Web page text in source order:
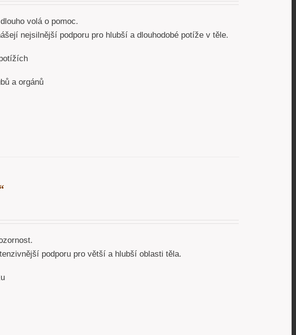
volá o pomoc.
nejsilnější podporu pro hlubší a dlouhodobé potíže v těle.
a orgánů
podporu pro větší a hlubší oblasti těla.